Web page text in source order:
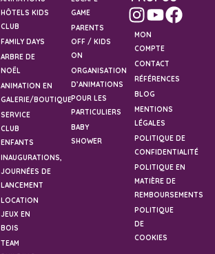
HÔTELS KIDS
CLUB
FAMILY DAYS
ARBRE DE
NOËL
ANIMATION EN
GALERIE/BOUTIQUE
SERVICE
CLUB
ENFANTS
INAUGURATIONS,
JOURNÉES DE
LANCEMENT
LOCATION
JEUX EN
BOIS
TEAM
GAME
PARENTS
OFF / KIDS
ON
ORGANISATION
D’ANIMATIONS
POUR LES
PARTICULIERS
BABY
SHOWER
MON
COMPTE
CONTACT
RÉFÉRENCES
BLOG
MENTIONS
LÉGALES
POLITIQUE DE
CONFIDENTIALITÉ
POLITIQUE EN
MATIÈRE DE
REMBOURSEMENTS
POLITIQUE
DE
COOKIES